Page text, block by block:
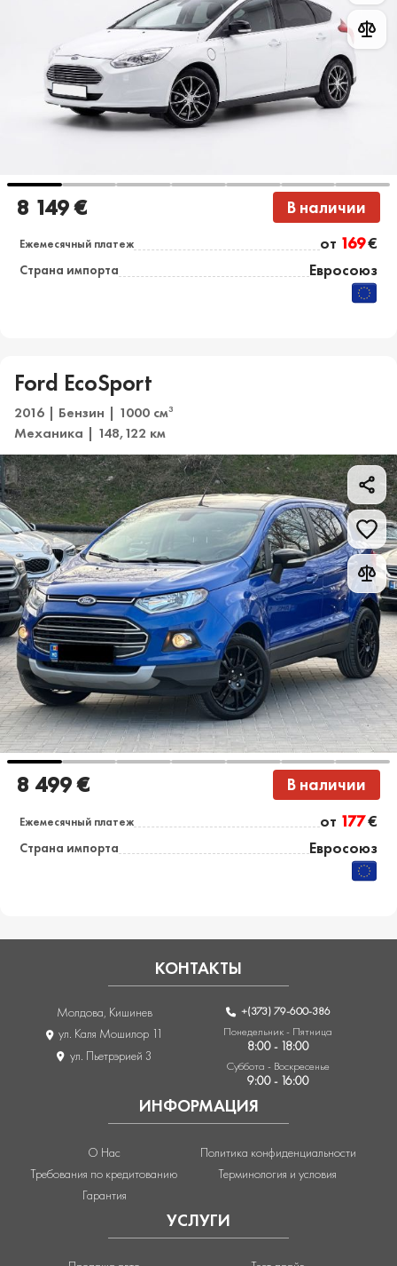
8 149 € В наличии
Ежемесячный платеж от 169€
Страна импорта Евросоюз
Ford EcoSport
2016 | Бензин | 1000 см3
Механика | 148,122 км
8 499 € В наличии
Ежемесячный платеж от 177€
Страна импорта Евросоюз
УСЛУГИ
ИНФОРМАЦИЯ
О Нас
Требования по кредитованию
Гарантия
Политика конфиденциальности
Терминология и условия
КОНТАКТЫ
Молдова, Кишинев
ул. Каля Мошилор 11
ул. Пьетрэрией 3
+(373) 79-600-386
Понедельник - Пятница
8:00 - 18:00
Суббота - Воскресенье
9:00 - 16:00